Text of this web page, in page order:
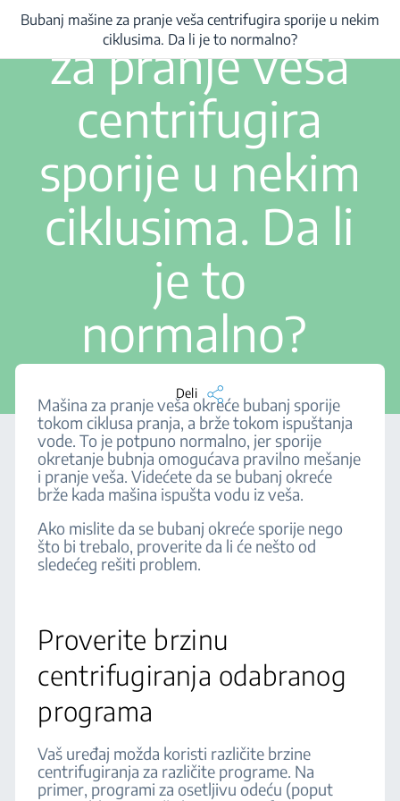
Bubanj mašine za pranje veša centrifugira sporije u nekim ciklusima. Da li je
za pranje veša
centrifugira
sporije u nekim
ciklusima. Da li
je to
normalno?
Deli
Bubanj mašine za pranje veša centrifugira sporije u nekim
ciklusima. Da li je to normalno?
Mašina za pranje veša okreće bubanj sporije
tokom ciklusa pranja, a brže tokom ispuštanja
vode. To je potpuno normalno, jer sporije
okretanje bubnja omogućava pravilno mešanje
i pranje veša. Videćete da se bubanj okreće
brže kada mašina ispušta vodu iz veša.
Ako mislite da se bubanj okreće sporije nego
što bi trebalo, proverite da li će nešto od
sledećeg rešiti problem.
Proverite brzinu
centrifugiranja odabranog
programa
Vaš uređaj možda koristi različite brzine
centrifugiranja za različite programe. Na
primer, programi za osetljivu odeću (poput